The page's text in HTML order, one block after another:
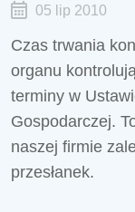
05 lip 2010
Czas trwania
organu
terminy w
Gospodarczej.
naszej firmie
przesłanek.